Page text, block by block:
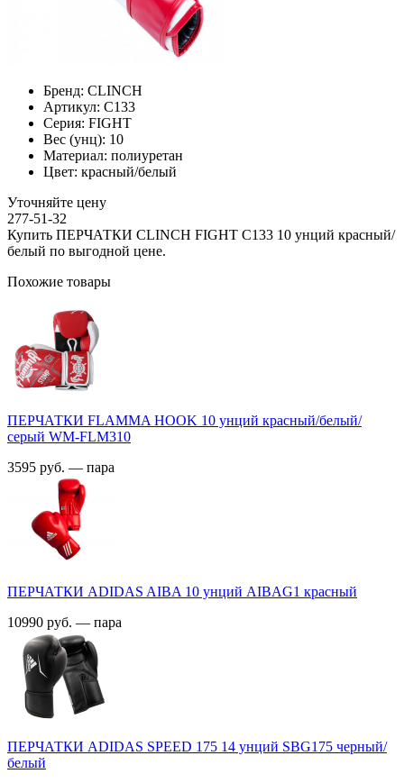
Бренд: CLINCH
Артикул: C133
Серия: FIGHT
Вес (унц): 10
Материал: полиуретан
Цвет: красный/белый
Уточняйте цену
277-51-32
Купить ПЕРЧАТКИ CLINCH FIGHT C133 10 унций красный/
белый по выгодной цене.
Похожие товары
ПЕРЧАТКИ FLAMMA HOOK 10 унций красный/белый/
серый WM-FLM310
3595 руб. — пара
ПЕРЧАТКИ ADIDAS AIBA 10 унций AIBAG1 красный
10990 руб. — пара
ПЕРЧАТКИ ADIDAS SPEED 175 14 унций SBG175 черный/
белый